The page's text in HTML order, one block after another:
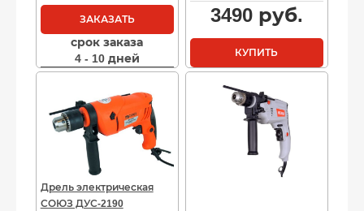
ЗАКАЗАТЬ
срок заказа
4 - 10 дней
3490руб.
КУПИТЬ
Дрель электрическая
СОЮЗ ДУС-2190